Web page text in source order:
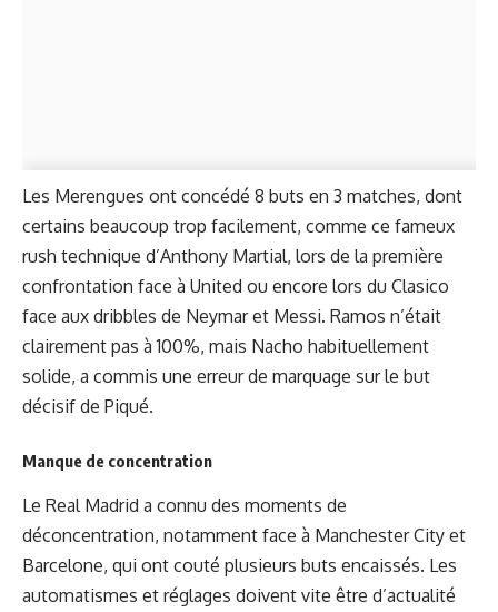
Les Merengues ont concédé 8 buts en 3 matches, dont
certains beaucoup trop facilement, comme ce fameux
rush technique d’Anthony Martial, lors de la première
confrontation face à United ou encore lors du Clasico
face aux dribbles de Neymar et Messi. Ramos n’était
clairement pas à 100%, mais Nacho habituellement
solide, a commis une erreur de marquage sur le but
décisif de Piqué.
Manque de concentration
Le Real Madrid a connu des moments de
déconcentration, notamment face à Manchester City et
Barcelone, qui ont couté plusieurs buts encaissés. Les
automatismes et réglages doivent vite être d’actualité